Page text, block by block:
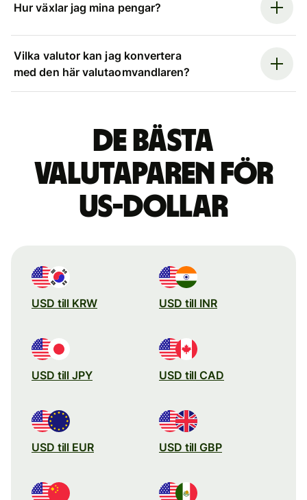
Hur växlar jag mina pengar?
Vilka valutor kan jag konvertera
med den här valutaomvandlaren?
De bästa
valutaparen för
US-dollar
USD till KRW USD till INR
USD till JPY USD till CAD
USD till EUR USD till GBP